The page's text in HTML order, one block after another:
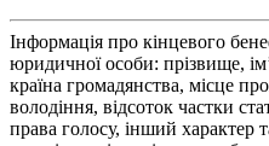
Інформація про кінцевого
юридичної особи: прізвище,
країна громадянства, місце
володіння, відсоток частки
права голосу, інший характер